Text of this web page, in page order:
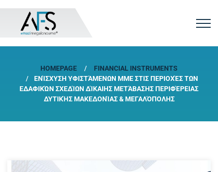
HOMEPAGE
FINANCIAL INSTRUMENTS
ΕΝΊΣΧΥΣΗ ΥΦΙΣΤΆΜΕΝΩΝ ΜΜΕ ΣΤΙΣ ΠΕΡΙΟΧΈΣ ΤΩΝ
ΕΔΑΦΙΚΏΝ ΣΧΕΔΊΩΝ ΔΊΚΑΙΗΣ ΜΕΤΆΒΑΣΗΣ ΠΕΡΙΦΈΡΕΙΑΣ
ΔΥΤΙΚΉΣ ΜΑΚΕΔΟΝΊΑΣ & ΜΕΓΑΛΌΠΟΛΗΣ